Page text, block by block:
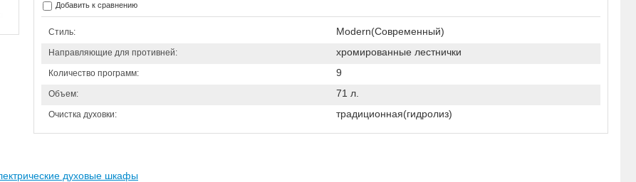
Добавить к сравнению
Стиль: Modern(Современный)
Направляющие для противней: хромированные лестнички
Количество программ: 9
Объем: 71 л.
Очистка духовки: традиционная(гидролиз)
духовые шкафы